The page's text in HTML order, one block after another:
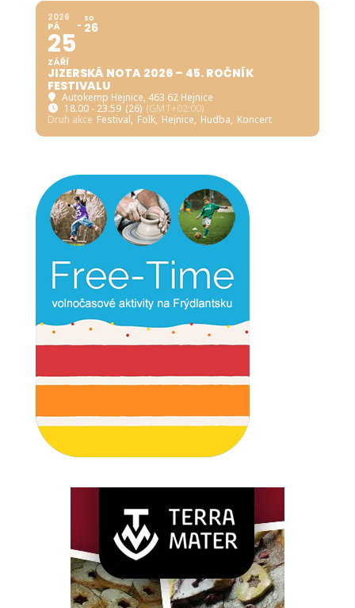
2026
PÁ
25
ZÁŘÍ
SO
26
JIZERSKÁ NOTA 2026 – 45. ROČNÍK
FESTIVALU
Autokemp Hejnice, 463 62 Hejnice
18.00 - 23.59 (26) (GMT+02:00)
Druh akce Festival, Folk, Hejnice, Hudba, Koncert